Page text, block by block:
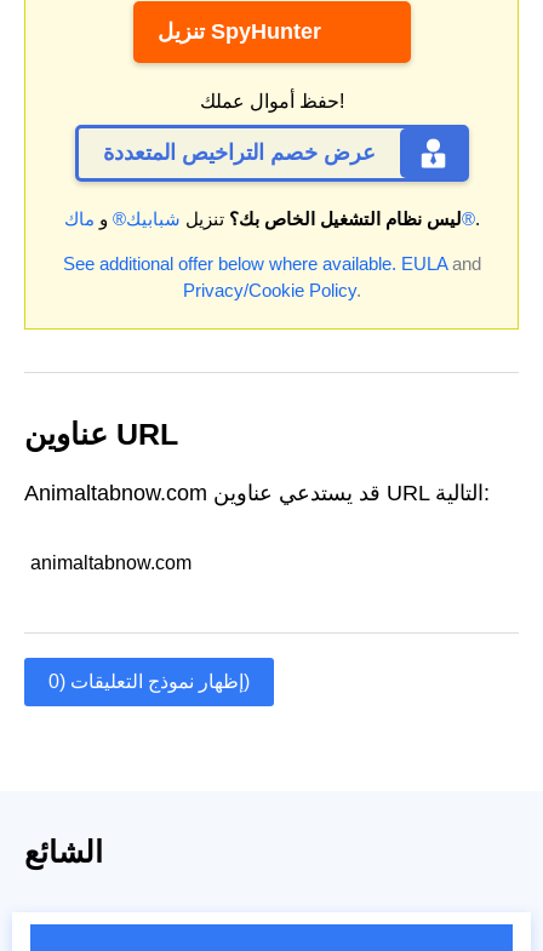
تنزيل SpyHunter
حفظ أموال عملك!
عرض خصم التراخيص المتعددة
ليس نظام التشغيل الخاص بك؟ تنزيل شبابيك® و ماك®.
See additional offer below where available. EULAand
Privacy/Cookie Policy.
عناوين URL
Animaltabnow.com قد يستدعي عناوين URL التالية:
animaltabnow.com
إظهار نموذج التعليقات (0)
الشائع